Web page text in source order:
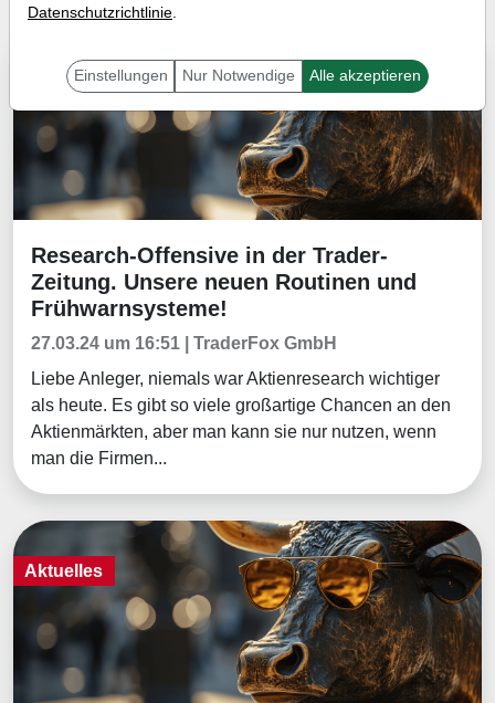
Aktuelles
Aktuelles
Research-Offensive in der Trader-
Zeitung. Unsere neuen Routinen und
Frühwarnsysteme!
27.03.24 um 16:51 | TraderFox GmbH
Liebe Anleger, niemals war Aktienresearch wichtiger
als heute. Es gibt so viele großartige Chancen an den
Aktienmärkten, aber man kann sie nur nutzen, wenn
man die Firmen...
Aktuelles
Datenschutzrichtlinie.
Einstellungen Nur Notwendige Alle akzeptieren